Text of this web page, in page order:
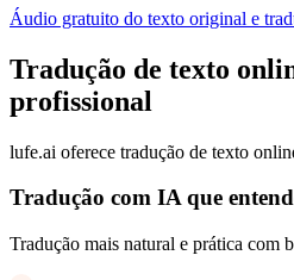
Áudio gratuito do texto original e
Tradução de texto
profissional
lufe.ai oferece tradução de texto
Tradução com IA que
Tradução mais natural e prática com